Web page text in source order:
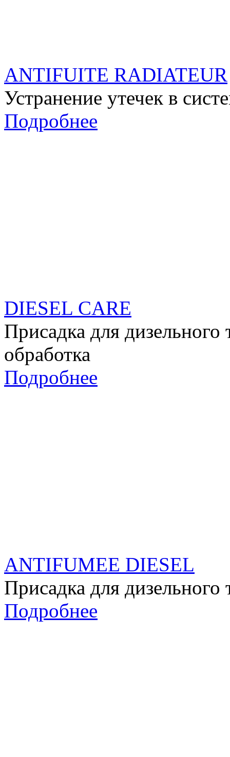
ANTIFUITE RADIATEUR
Устранение утечек в
Подробнее
DIESEL CARE
Присадка для дизельного
обработка
Подробнее
ANTIFUMEE DIESEL
Присадка для дизельного
Подробнее